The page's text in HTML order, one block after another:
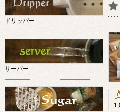
ドリッパー
サーバー